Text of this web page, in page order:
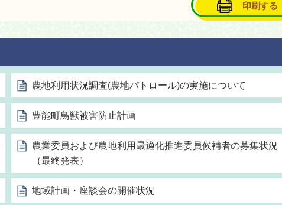
印刷する
農地利用状況調査(農地パトロール)の実施について
豊能町鳥獣被害防止計画
農業委員および農地利用最適化推進委員候補者の募集状況
（最終発表）
地域計画・座談会の開催状況